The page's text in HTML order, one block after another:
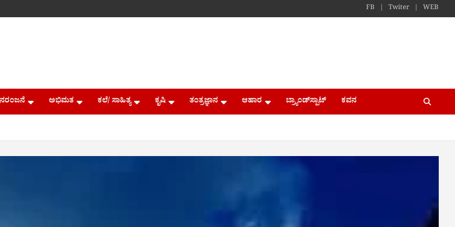
FB Twiter WEB
ಅಭಿಮತ ಕಲೆ/ ಸಾಹಿತ್ಯ ಕೃಷಿ ತಂತ್ರಜ್ಞಾನ ಆಹಾರ ಬ್ರ್ಯಾಂಡ್​ಸ್ಪಾಟ್ ಕವನ